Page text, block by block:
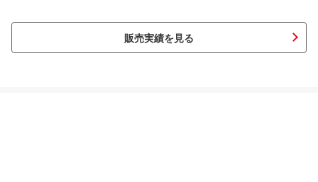
販売実績を見る